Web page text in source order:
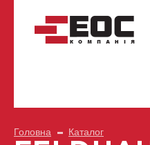
Головна Каталог